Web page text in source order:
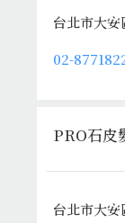
台北市大
02-
PRO石皮
台北市大